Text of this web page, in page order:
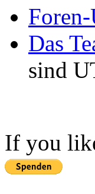
Das
sind
If you